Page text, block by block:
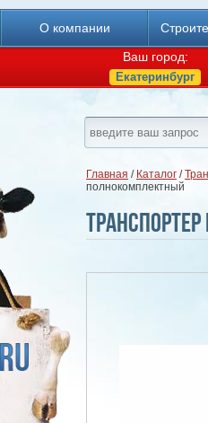
О компании
Ваш город:
Екатеринбург
Главная / Каталог /
полнокомплектный